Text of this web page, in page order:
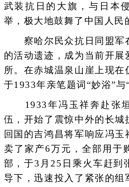
武装抗日的大旗，与日本
举，极大地鼓舞了中国人民
察哈尔民众抗日同盟军
的活动遗迹，成为当前开展
所。在赤城温泉山崖上现在
于1933年亲笔题词“妙浴”与
1933年冯玉祥奔赴张垣
伍，开始了震惊中外的长城
回国的吉鸿昌将军响应冯
卖了家产6万元，全部用于
部，于3月25日乘火车赶到
导下，迅速投入了紧张的组